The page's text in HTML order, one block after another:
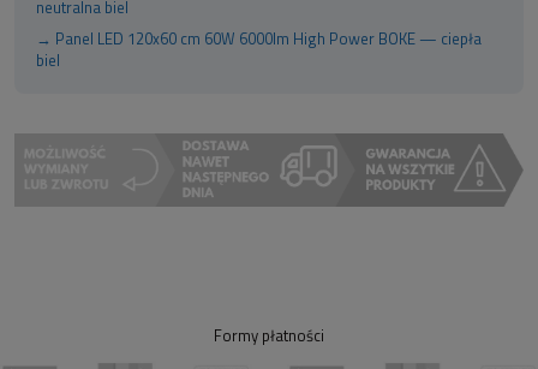
neutralna biel
→ Panel LED 120x60 cm 60W 6000lm High Power BOKE — ciepła
biel
Formy płatności